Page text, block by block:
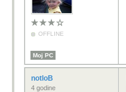
OFFLINE
Moj PC
notloB
4 godine